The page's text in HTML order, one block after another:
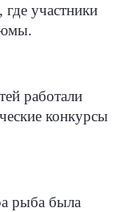
участники
работали
конкурсы
рыба была